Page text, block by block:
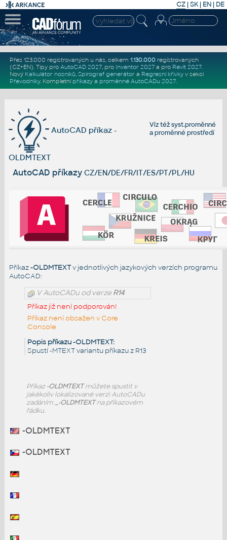
CZ | SK| EN | DE
Přes 123.000 registrovaných u nás, celkem 1.130.000registrovaných
(CZ+EN). Tipy pro AutoCAD 2027, pro Inventor 2027a pro Revit 2027.
Nový Kalkulátor nosníků, Spirograf generátor a Regresní křivkyv sekci
Převodníky. Kompletní příkazya proměnné AutoCADu 2027.
Viz téžsyst.proměnné
aproměnné prostředí
AutoCAD příkaz -
OLDMTEXT
AutoCAD příkazy CZ/EN/DE/FR/IT/ES/PT/PL/HU
Příkaz-OLDMTEXTv jednotlivých jazykových verzích programu
AutoCAD:
V AutoCADu od verzeR14
Příkaz již není podporován!
Příkaz není obsažen v Core
Console
Popis příkazu -OLDMTEXT:
Spustí -MTEXT variantu příkazu z R13
Příkaz-OLDMTEXTmůžete spustit v
jakékoliv lokalizované verzi AutoCADu
zadáním _-OLDMTEXTna příkazovém
řádku.
-OLDMTEXT
-OLDMTEXT